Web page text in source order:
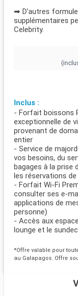
➡ D'autres
supplémentaires
Celebrity.
Inclus :
- Forfait boissons
exceptionnelle de
provenant de
entier
- Service de
vos besoins, du
bagages à la prise
les réservations
- Forfait Wi-Fi
consulter ses e-
applications de
personne)
- Accès aux
lounge et le
*Offre valable pour
au Galapagos. Offre